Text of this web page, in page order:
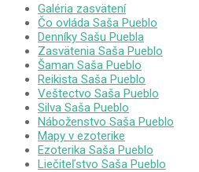
Galéria zasvätení
Čo ovláda Saša Pueblo
Denníky Sašu Puebla
Zasvätenia Saša Pueblo
Šaman Saša Pueblo
Reikista Saša Pueblo
Veštectvo Saša Pueblo
Silva Saša Pueblo
Náboženstvo Saša Pueblo
Mapy v ezoterike
Ezoterika Saša Pueblo
Liečiteľstvo Saša Pueblo